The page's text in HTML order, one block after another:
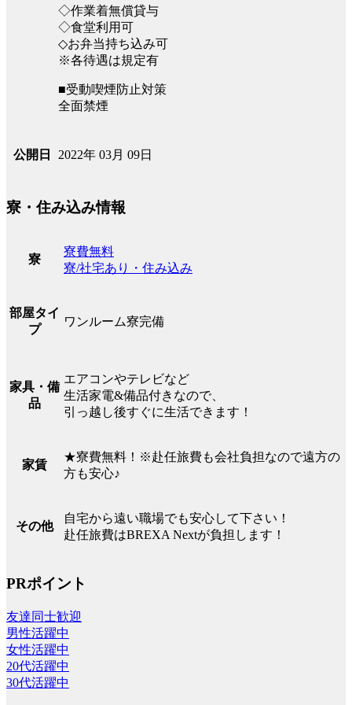
◇作業着無償貸与
◇食堂利用可
◇お弁当持ち込み可
※各待遇は規定有
■受動喫煙防止対策
全面禁煙
公開日 2022年 03月 09日
寮・住み込み情報
寮
寮費無料
寮/社宅あり・住み込み
部屋タイ
プ
ワンルーム寮完備
家具・備
品
エアコンやテレビなど
生活家電&備品付きなので、
引っ越し後すぐに生活できます！
家賃
★寮費無料！※赴任旅費も会社負担なので遠方の
方も安心♪
その他
自宅から遠い職場でも安心して下さい！
赴任旅費はBREXA Nextが負担します！
PRポイント
友達同士歓迎
男性活躍中
女性活躍中
20代活躍中
30代活躍中